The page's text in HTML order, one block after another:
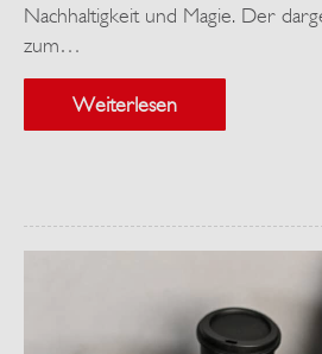
Nachhaltigkeit und Magie. Der
zum…
Weiterlesen